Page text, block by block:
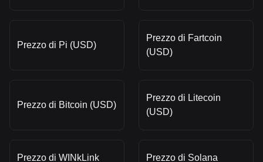
Prezzo di Pi (USD)
Prezzo di Fartcoin
(USD)
Prezzo di Bitcoin (USD)
Prezzo di Litecoin
(USD)
Prezzo di WINkLink
Prezzo di Solana